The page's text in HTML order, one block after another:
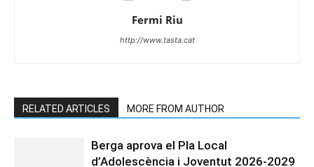
Fermi Riu
http://www.tasta.cat
RELATED ARTICLES MORE FROM AUTHOR
Berga aprova el Pla Local
d’Adolescència i Joventut 2026-2029